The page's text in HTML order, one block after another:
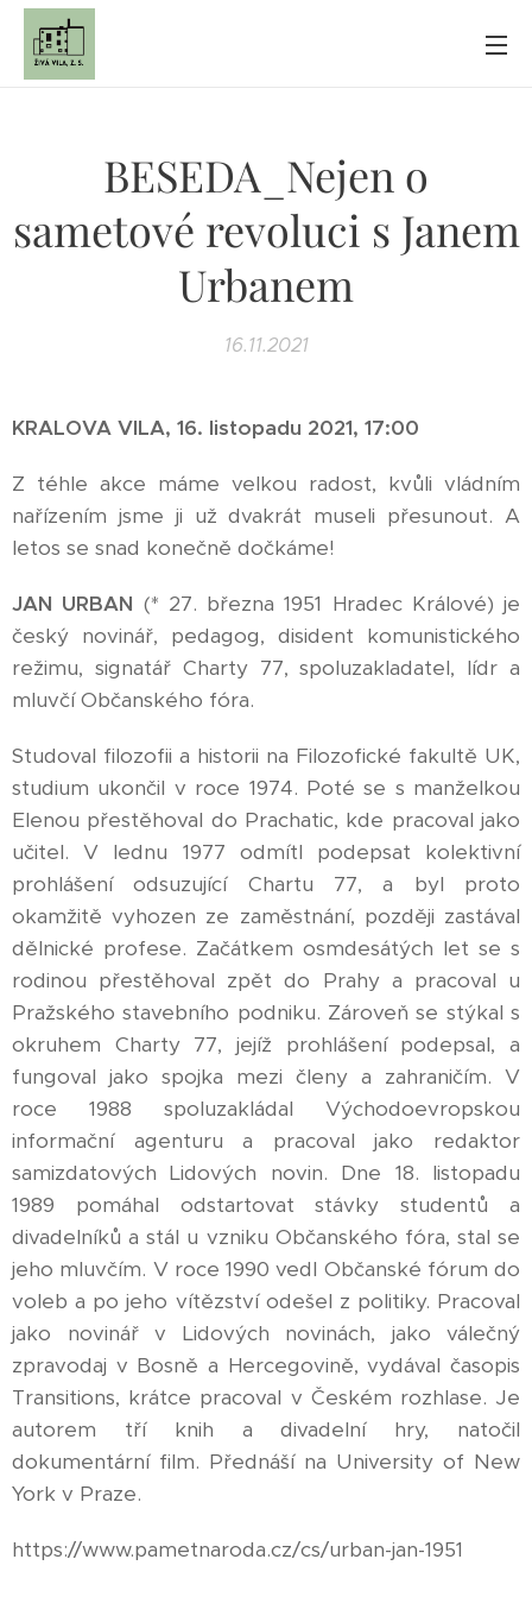
BESEDA_Nejen o
sametové revoluci s Janem
Urbanem
16.11.2021
KRALOVA VILA, 16. listopadu 2021, 17:00
Z téhle akce máme velkou radost, kvůli vládním
nařízením jsme ji už dvakrát museli přesunout. A
letos se snad konečně dočkáme!
JAN URBAN (* 27. března 1951 Hradec Králové) je
český novinář, pedagog, disident komunistického
režimu, signatář Charty 77, spoluzakladatel, lídr a
mluvčí Občanského fóra.
Studoval filozofii a historii na Filozofické fakultě UK,
studium ukončil v roce 1974. Poté se s manželkou
Elenou přestěhoval do Prachatic, kde pracoval jako
učitel. V lednu 1977 odmítl podepsat kolektivní
prohlášení odsuzující Chartu 77, a byl proto
okamžitě vyhozen ze zaměstnání, později zastával
dělnické profese. Začátkem osmdesátých let se s
rodinou přestěhoval zpět do Prahy a pracoval u
Pražského stavebního podniku. Zároveň se stýkal s
okruhem Charty 77, jejíž prohlášení podepsal, a
fungoval jako spojka mezi členy a zahraničím. V
roce 1988 spoluzakládal Východoevropskou
informační agenturu a pracoval jako redaktor
samizdatových Lidových novin. Dne 18. listopadu
1989 pomáhal odstartovat stávky studentů a
divadelníků a stál u vzniku Občanského fóra, stal se
jeho mluvčím. V roce 1990 vedl Občanské fórum do
voleb a po jeho vítězství odešel z politiky. Pracoval
jako novinář v Lidových novinách, jako válečný
zpravodaj v Bosně a Hercegovině, vydával časopis
Transitions, krátce pracoval v Českém rozhlase. Je
autorem tří knih a divadelní hry, natočil
dokumentární film. Přednáší na University of New
York v Praze.
https://www.pametnaroda.cz/cs/urban-jan-1951